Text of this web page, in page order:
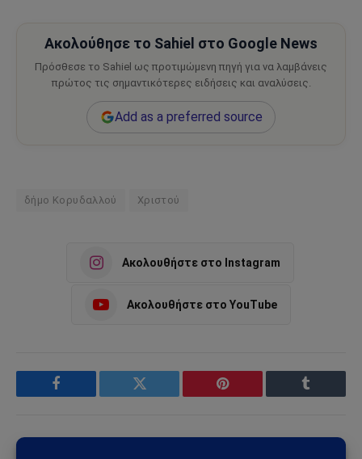
Ακολούθησε το Sahiel στο Google News
Πρόσθεσε το Sahiel ως προτιμώμενη πηγή για να λαμβάνεις
πρώτος τις σημαντικότερες ειδήσεις και αναλύσεις.
Add as a preferred source
δήμο Κορυδαλλού Χριστού
Ακολουθήστε στο Instagram
Ακολουθήστε στο YouTube
Facebook Twitter Pinterest Tumblr